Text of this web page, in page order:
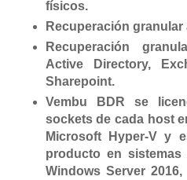
físicos.
Recuperación
Recuperación
Active Directory,
Sharepoint.
Vembu BDR se
sockets de cada host
Microsoft Hyper-V y
producto en sistemas
Windows Server